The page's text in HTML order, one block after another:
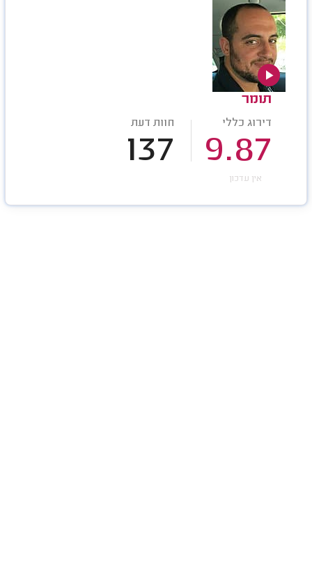
תומר
דירוג כללי
9.87
חוות דעת
137
אין עדכון